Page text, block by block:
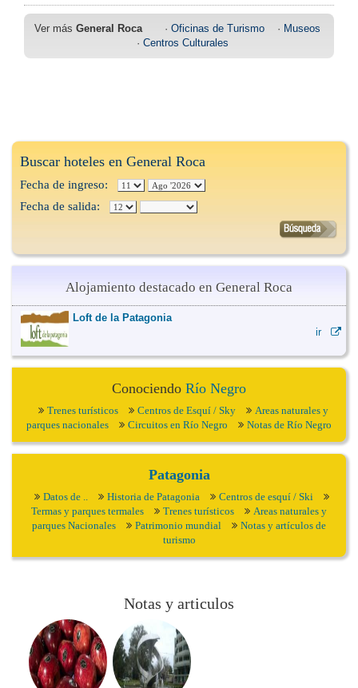
Ver más General Roca· Oficinas de Turismo · Museos
· Centros Culturales
Buscar hoteles en General Roca
Fecha de ingreso:
Fecha de salida:
Alojamiento destacado en General Roca
Loft de la Patagonia
ir
Conociendo Río Negro
Trenes turísticos Centros de Esquí / Sky
Areas naturales y
parques nacionales
Circuitos en Río Negro Notas de Río Negro
Patagonia
Datos de .. Historia de Patagonia
Centros de esquí / Ski
Termas y parques termales
Trenes turísticos
Areas naturales y
parques Nacionales
Patrimonio mundial
Notas y artículos de
turismo
Notas y articulos